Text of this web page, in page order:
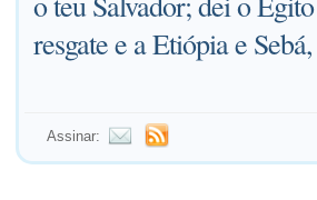
resgate e a Etiópia e
Assinar: